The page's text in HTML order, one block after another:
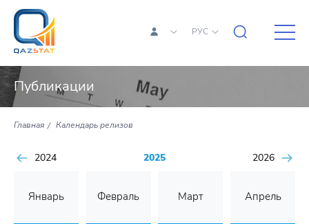
РУС
Публикации
Главная Календарь релизов
2024 2025 2026
Январь Февраль Март Апрель